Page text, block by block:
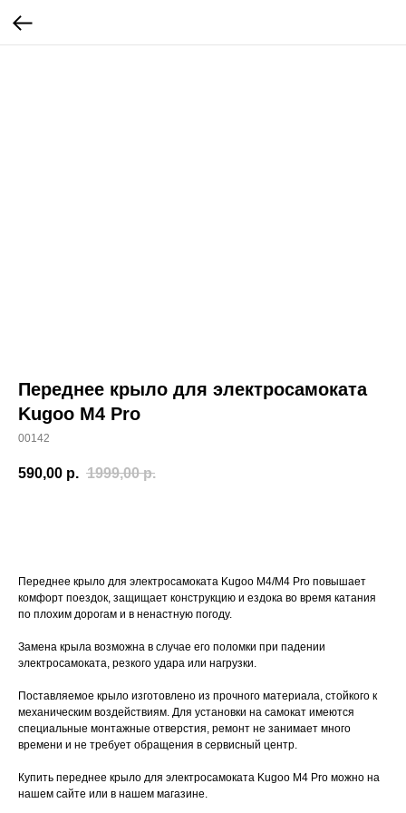
Переднее крыло для электросамоката
Kugoo M4 Pro
00142
590,00 р. 1999,00 р.
Переднее крыло для электросамоката Kugoo M4/M4 Pro повышает
комфорт поездок, защищает конструкцию и ездока во время катания
по плохим дорогам и в ненастную погоду.
Замена крыла возможна в случае его поломки при падении
электросамоката, резкого удара или нагрузки.
Поставляемое крыло изготовлено из прочного материала, стойкого к
механическим воздействиям. Для установки на самокат имеются
специальные монтажные отверстия, ремонт не занимает много
времени и не требует обращения в сервисный центр.
Купить переднее крыло для электросамоката Kugoo M4 Pro можно на
нашем сайте или в нашем магазине.